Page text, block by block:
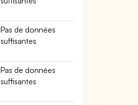
Pas de données
suffisantes
Pas de données
suffisantes